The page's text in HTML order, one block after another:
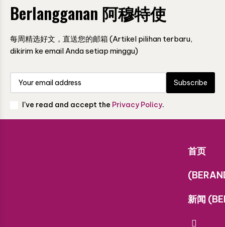
Berlangganan 阿穆特使
每周精选好文，直送您的邮箱 (Artikel pilihan terbaru,
dikirim ke email Anda setiap minggu)
Subscribe
I've read and accept the Privacy Policy.
首页
新闻